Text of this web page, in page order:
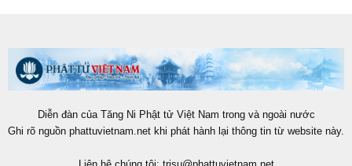
Diễn đàn của Tăng Ni Phật tử Việt Nam trong và ngoài nước
Ghi rõ nguồn phattuvietnam.net khi phát hành lại thông tin từ website này.